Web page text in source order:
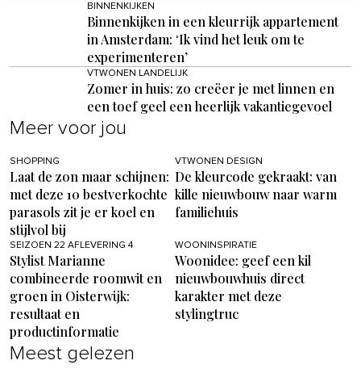
BINNENKIJKEN
Binnenkijken in een kleurrijk appartement
in Amsterdam: ‘Ik vind het leuk om te
experimenteren’
VTWONEN LANDELIJK
Zomer in huis: zo creëer je met linnen en
een toef geel een heerlijk vakantiegevoel
Meer voor jou
SHOPPING
Laat de zon maar schijnen:
met deze 10 bestverkochte
parasols zit je er koel en
stijlvol bij
VTWONEN DESIGN
De kleurcode gekraakt: van
kille nieuwbouw naar warm
familiehuis
SEIZOEN 22 AFLEVERING 4
Stylist Marianne
combineerde roomwit en
groen in Oisterwijk:
resultaat en
productinformatie
WOONINSPIRATIE
Woonidee: geef een kil
nieuwbouwhuis direct
karakter met deze
stylingtruc
Meest gelezen